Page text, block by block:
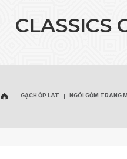
CLASSICS
GẠCH ỐP LÁT NGÓI GỐM TRÁNG